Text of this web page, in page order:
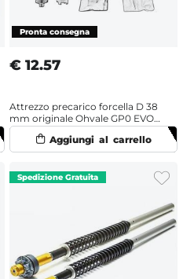
€ 12.57
Attrezzo precarico forcella D 38
mm originale Ohvale GP0 EVO
(2022-2025)